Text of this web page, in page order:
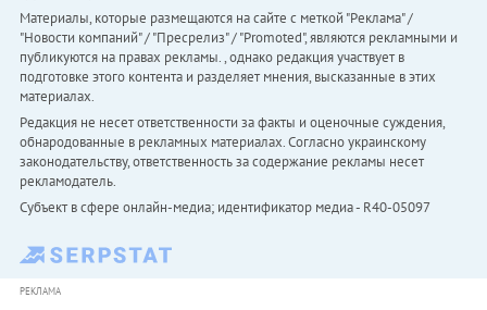
Материалы, которые размещаются на сайте с меткой "Реклама" /
"Новости компаний" / "Пресрелиз" / "Promoted", являются рекламными и
публикуются на правах рекламы. , однако редакция участвует в
подготовке этого контента и разделяет мнения, высказанные в этих
материалах.
Редакция не несет ответственности за факты и оценочные суждения,
обнародованные в рекламных материалах. Согласно украинскому
законодательству, ответственность за содержание рекламы несет
рекламодатель.
Субъект в сфере онлайн-медиа; идентификатор медиа - R40-05097
РЕКЛАМА